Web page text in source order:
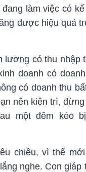
làm việc có
được hiệu quả
lương có thu nhập
doanh có
có doanh thu
nên kiên trì,
một đêm kẻo
chiều, vì thế
nghe. Con giáp